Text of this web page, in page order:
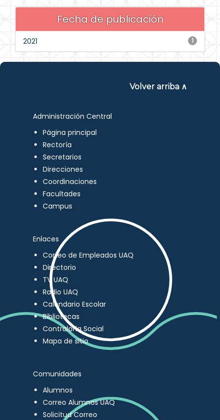
Fecha de publicación
1
2021
Volver arriba ∧
Administración Central
Página principal
Rectoría
Secretarios
Direcciones
Coordinaciones
Facultades
Campus
Enlaces
Correo de Empleados UAQ
Directorio
TV UAQ
Radio UAQ
Calendario Escolar
Bibliotecas
Contraloría Social
Mapa de sitio
Comunidades
Alumnos
Correo Alumnos UAQ
Solicitud Correo